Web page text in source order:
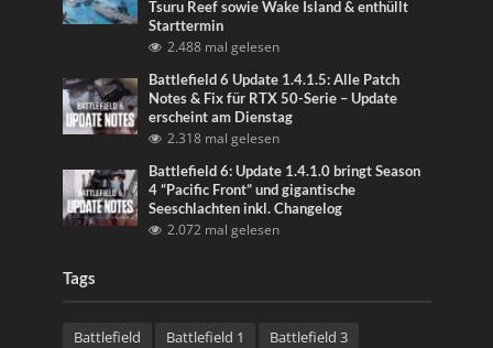
Tsuru Reef sowie Wake Island & enthüllt
Starttermin
2.488 mal gelesen
Battlefield 6 Update 1.4.1.5: Alle Patch
Notes & Fix für RTX 50-Serie – Update
erscheint am Dienstag
2.318 mal gelesen
Battlefield 6: Update 1.4.1.0 bringt Season
4 “Pacific Front” und gigantische
Seeschlachten inkl. Changelog
2.072 mal gelesen
Tags
Battlefield Battlefield 1
Battlefield 3